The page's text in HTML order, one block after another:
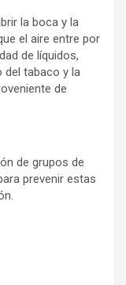
la boca y la
el aire entre por
de líquidos,
del tabaco y la
de
de grupos de
prevenir estas